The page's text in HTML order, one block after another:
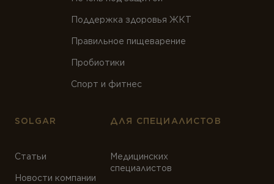
Мультивитамины
Поддержка здоровья ЖКТ
Правильное пищеварение
Пробиотики
Спорт и фитнес
SOLGAR
Статьи
Новости компании
ДЛЯ СПЕЦИАЛИСТОВ
Медицинских
специалистов